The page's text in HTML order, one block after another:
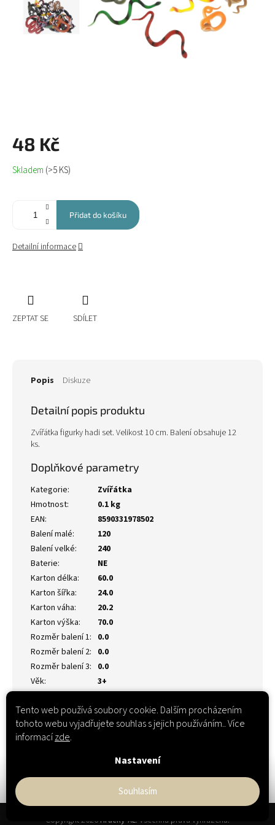
Tento web používá soubory cookie. Dalším procházením
tohoto webu vyjadřujete souhlas s jejich používáním.. Více
informacízde.
Nastavení
Souhlasím
48 Kč
Měrná
cena:
Skladem (>5 KS)
Přidat do košíku
Detailní informace
ZEPTAT SE SDÍLET
Popis Diskuze
Detailní popis produktu
Zvířátka figurky hadi set. Velikost 10 cm. Balení obsahuje 12
ks.
Doplňkové parametry
Kategorie:
Zvířátka
Hmotnost:
0.1 kg
EAN:
8590331978502
Balení malé:
120
Balení velké:
240
Baterie:
NE
Karton délka:
60.0
Karton šířka:
24.0
Karton váha:
20.2
Karton výška:
70.0
Rozměr balení 1: 0.0
Rozměr balení 2: 0.0
Rozměr balení 3: 0.0
Věk: 3+
Copyright 2026Hračky-XL. Všechna práva vyhrazena.